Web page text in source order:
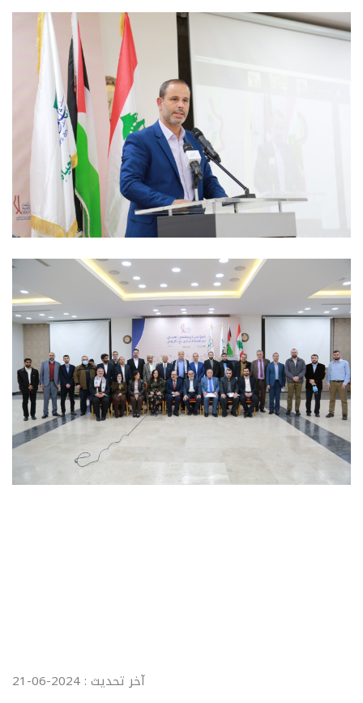
آخر تحديث : 2024-06-21